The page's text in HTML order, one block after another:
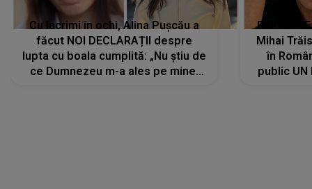
Cu lacrimi în ochi, Alina Pușcău a
făcut NOI DECLARAȚII despre
lupta cu boala cumplită: „Nu știu de
ce Dumnezeu m-a ales pe mine.
Mihai
în
public UN